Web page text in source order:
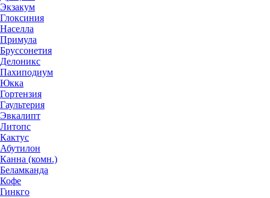
Экзакум
Глоксиния
Населла
Примула
Бруссонетия
Делоникс
Пахиподиум
Юкка
Гортензия
Гаультерия
Эвкалипт
Литопс
Кактус
Абутилон
Канна (комн.)
Беламканда
Кофе
Гинкго